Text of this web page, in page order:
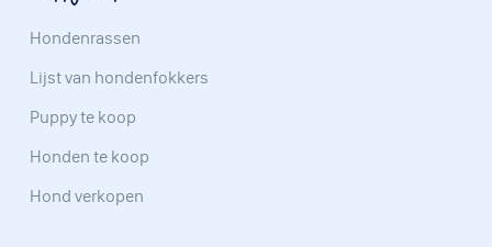
Hondenrassen
Lijst van hondenfokkers
Puppy te koop
Honden te koop
Hond verkopen